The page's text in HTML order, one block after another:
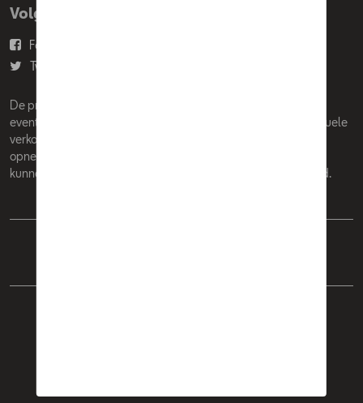
Volg Ons
Facebook
Twitter
De prijzen op deze site zijn adviesprijzen (incl. btw), exclusief
eventuele installatiekosten. Voor meer informatie over de actuele
verkoopprijs en de eventuele installatiekosten kunt u contact
opnemen met uw concessiehouder / agent. De adviesprijzen
kunnen zonder voorafgaande kennisgeving worden gewijzigd.